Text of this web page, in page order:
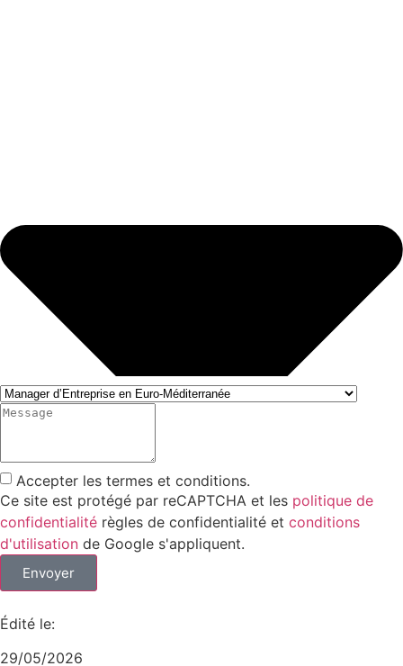
Accepter les termes et conditions.
Ce site est protégé par reCAPTCHA et les politique de
confidentialité règles de confidentialité et conditions
d'utilisation de Google s'appliquent.
Envoyer
Édité le:
29/05/2026